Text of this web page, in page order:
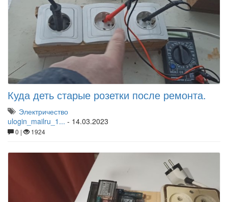
Куда деть старые розетки после ремонта.
Электричество
ulogin_mailru_1... - 14.03.2023
0 | 1924